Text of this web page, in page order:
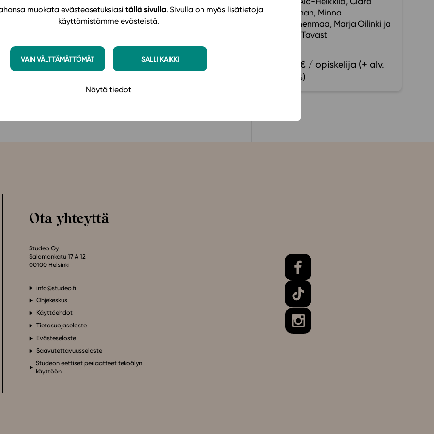
muokata evästeasetuksiasi tällä sivulla. Sivulla on myös lisätietoja
käyttämistämme evästeistä.
VAIN VÄLTTÄMÄTTÖMÄT SALLI KAIKKI
Näytä tiedot
genom att knyta samman sådant de lärt sig tidigare
forskningsbaserade karaktär.
Konstsamfundet, Lisi Wahls stiftelse för
Svenska Kulturfonden) har understött översättningen av
Nordman Minna
Nummenmaa Marja Oilinki
Marjo Tavast
17,60 € / opiskelija (+ alv.
13,5 %)
Ota yhteyttä
Studeo Oy
Salomonkatu 17 A 12
00100 Helsinki
info@studeo.fi
Ohjekeskus
Käyttöehdot
Tietosuojaseloste
Evästeseloste
Saavutettavuusseloste
Studeon eettiset periaatteet tekoälyn
käyttöön